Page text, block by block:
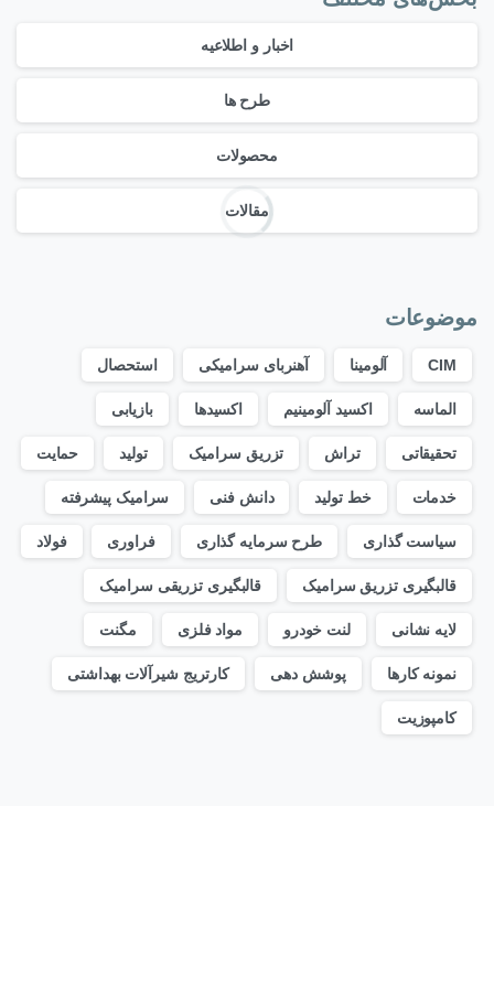
اخبار و اطلاعیه
طرح ها
محصولات
مقالات
موضوعات
CIM آلومینا آهنربای سرامیکی استحصال
الماسه اکسید آلومینیم اکسیدها بازیابی
تحقیقاتی تراش تزریق سرامیک تولید حمایت
خدمات خط تولید دانش فنی سرامیک پیشرفته
سیاست گذاری طرح سرمایه گذاری فراوری فولاد
قالبگیری تزریق سرامیک قالبگیری تزریقی سرامیک
لایه نشانی لنت خودرو مواد فلزی مگنت
نمونه کارها پوشش دهی کارتریج شیرآلات بهداشتی
کامپوزیت